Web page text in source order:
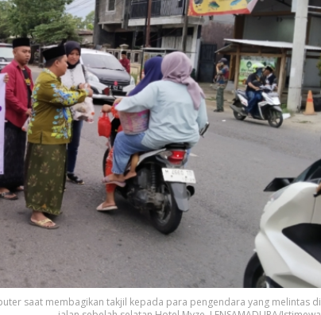
saat membagikan takjil kepada para pengendara yang melintas di